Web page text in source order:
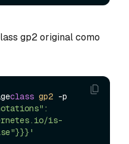
gp2 original como
class gp2
is-